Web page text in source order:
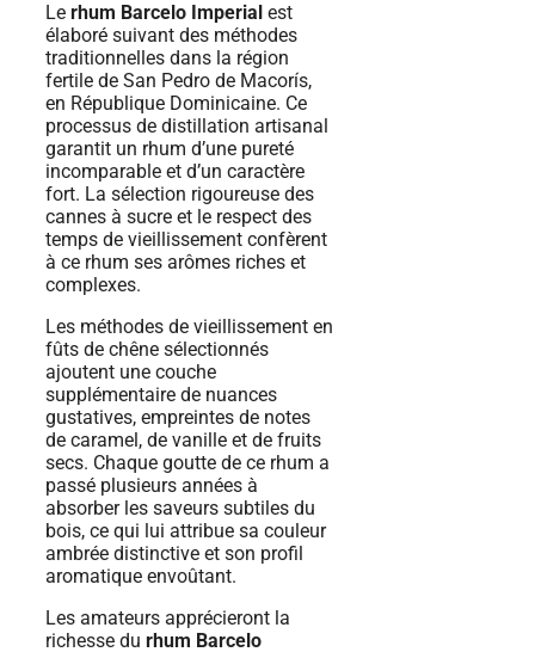
Le rhum Barcelo Imperial est
élaboré suivant des méthodes
traditionnelles dans la région
fertile de San Pedro de Macorís,
en République Dominicaine. Ce
processus de distillation artisanal
garantit un rhum d’une pureté
incomparable et d’un caractère
fort. La sélection rigoureuse des
cannes à sucre et le respect des
temps de vieillissement confèrent
à ce rhum ses arômes riches et
complexes.
Les méthodes de vieillissement en
fûts de chêne sélectionnés
ajoutent une couche
supplémentaire de nuances
gustatives, empreintes de notes
de caramel, de vanille et de fruits
secs. Chaque goutte de ce rhum a
passé plusieurs années à
absorber les saveurs subtiles du
bois, ce qui lui attribue sa couleur
ambrée distinctive et son profil
aromatique envoûtant.
Les amateurs apprécieront la
richesse du rhum Barcelo